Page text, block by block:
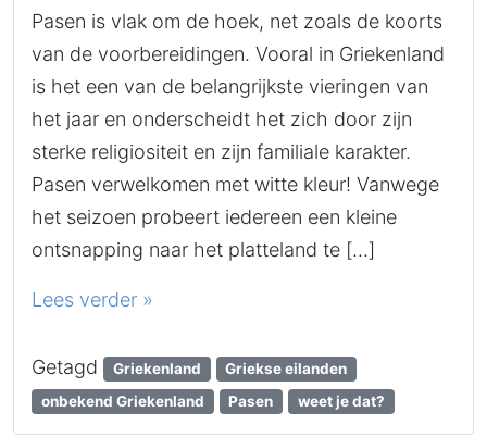
Pasen is vlak om de hoek, net zoals de koorts
van de voorbereidingen. Vooral in Griekenland
is het een van de belangrijkste vieringen van
het jaar en onderscheidt het zich door zijn
sterke religiositeit en zijn familiale karakter.
Pasen verwelkomen met witte kleur! Vanwege
het seizoen probeert iedereen een kleine
ontsnapping naar het platteland te […]
Lees verder »
Getagd Griekenland
Griekse eilanden
onbekend Griekenland
Pasen weet je dat?